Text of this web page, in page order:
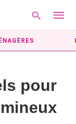
your
query
and
pour